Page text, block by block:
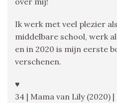
Ik werk met veel plezier
middelbare school, werk
en in 2020 is mijn eerste
verschenen.
♥
34 | Mama van Lily (2020)